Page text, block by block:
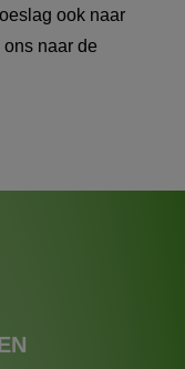
ook naar
naar de